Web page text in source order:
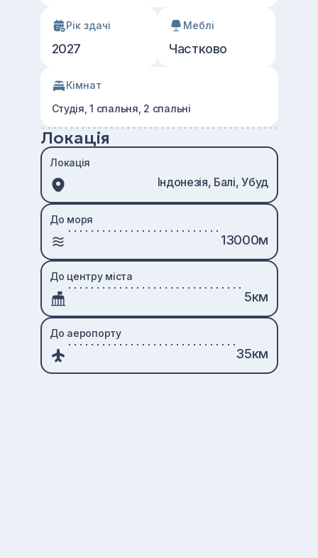
Рік здачі
2027
Меблі
Частково
Кімнат
Студія, 1 спальня, 2 спальні
Локація
Локація
Індонезія, Балі, Убуд
До моря
13000м
До центру міста
5км
До аеропорту
35км